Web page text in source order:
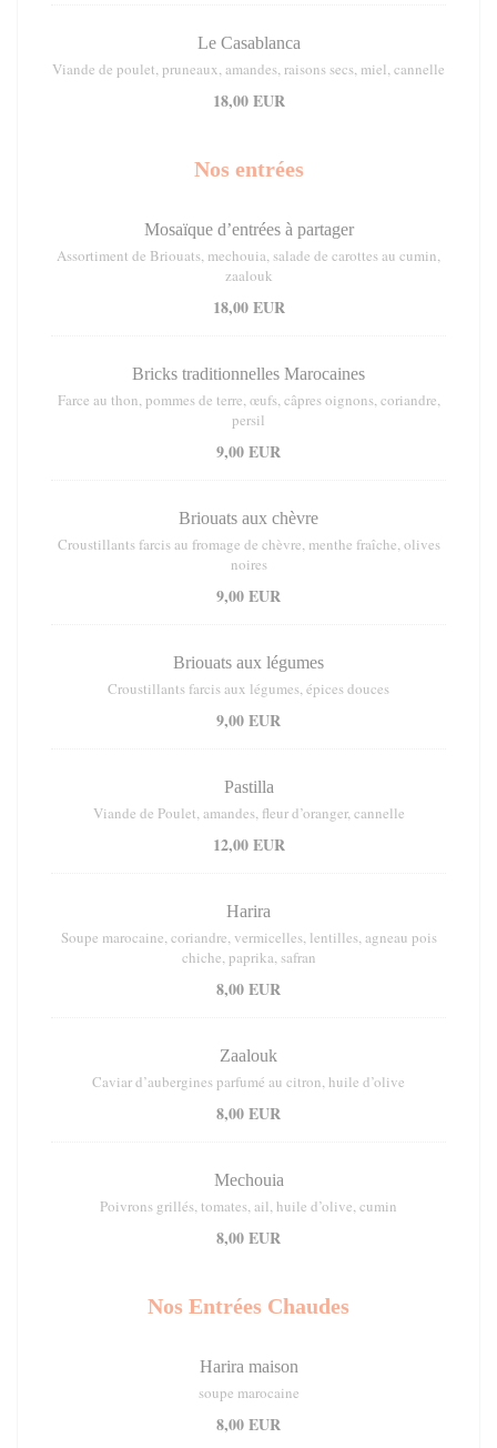
Le Casablanca
Viande de poulet, pruneaux, amandes, raisons secs, miel, cannelle
18,00 EUR
Nos entrées
Mosaïque d’entrées à partager
Assortiment de Briouats, mechouia, salade de carottes au cumin,
zaalouk
18,00 EUR
Bricks traditionnelles Marocaines
Farce au thon, pommes de terre, œufs, câpres oignons, coriandre,
persil
9,00 EUR
Briouats aux chèvre
Croustillants farcis au fromage de chèvre, menthe fraîche, olives
noires
9,00 EUR
Briouats aux légumes
Croustillants farcis aux légumes, épices douces
9,00 EUR
Pastilla
Viande de Poulet, amandes, fleur d’oranger, cannelle
12,00 EUR
Harira
Soupe marocaine, coriandre, vermicelles, lentilles, agneau pois
chiche, paprika, safran
8,00 EUR
Zaalouk
Caviar d’aubergines parfumé au citron, huile d’olive
8,00 EUR
Mechouia
Poivrons grillés, tomates, ail, huile d’olive, cumin
8,00 EUR
Nos Entrées Chaudes
Harira maison
soupe marocaine
8,00 EUR